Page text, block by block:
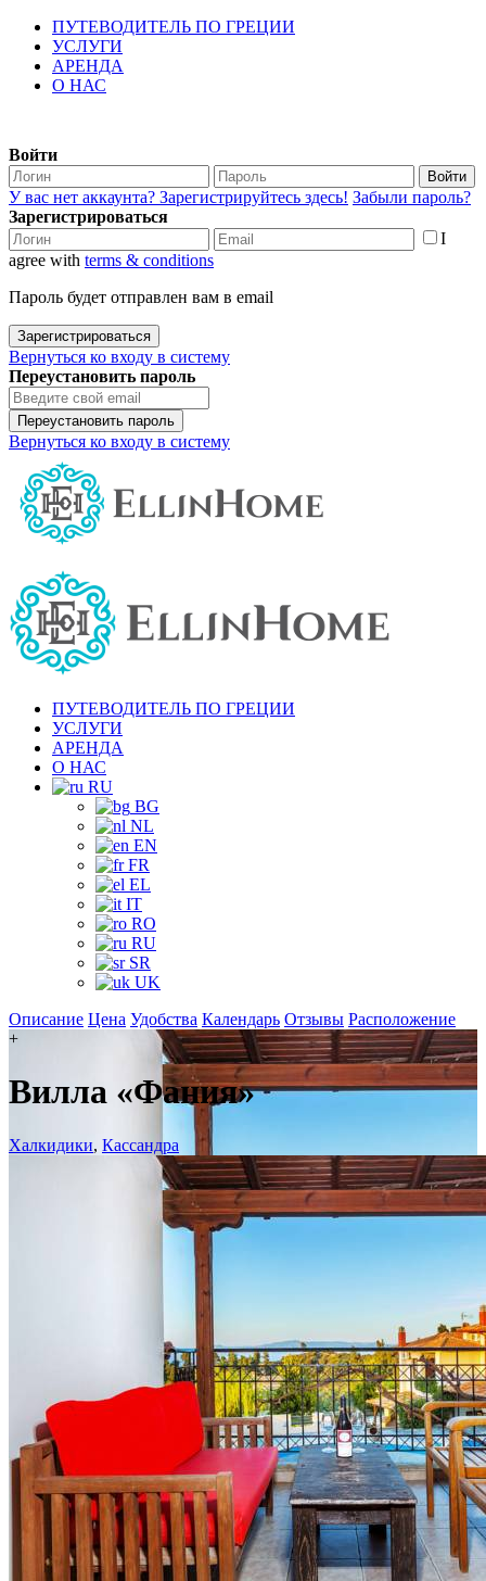
ПУТЕВОДИТЕЛЬ ПО ГРЕЦИИ
УСЛУГИ
АРЕНДА
О НАС
Войти
Войти
У вас нет аккаунта? Зарегистрируйтесь здесь! Забыли пароль?
Зарегистрироваться
I
agree with terms & conditions
Пароль будет отправлен вам в email
Зарегистрироваться
Вернуться ко входу в систему
Переустановить пароль
Переустановить пароль
Вернуться ко входу в систему
ПУТЕВОДИТЕЛЬ ПО ГРЕЦИИ
УСЛУГИ
АРЕНДА
О НАС
RU
BG
NL
EN
FR
EL
IT
RO
RU
SR
UK
Описание Цена Удобства Календарь Отзывы Расположение
+
Вилла «Фания»
Халкидики, Кассандра